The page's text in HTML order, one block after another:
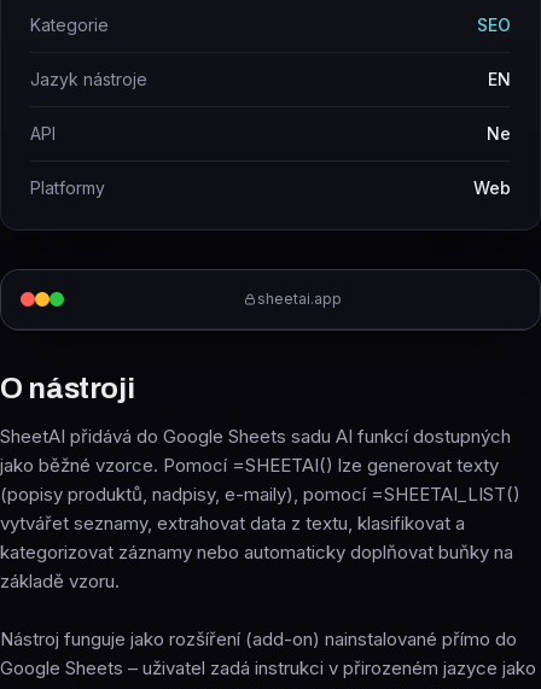
sheetai.app
O nástroji
SheetAI přidává do Google Sheets sadu AI funkcí dostupných
jako běžné vzorce. Pomocí =SHEETAI() lze generovat texty
(popisy produktů, nadpisy, e-maily), pomocí =SHEETAI_LIST()
vytvářet seznamy, extrahovat data z textu, klasifikovat a
kategorizovat záznamy nebo automaticky doplňovat buňky na
základě vzoru.
Nástroj funguje jako rozšíření (add-on) nainstalované přímo do
Google Sheets – uživatel zadá instrukci v přirozeném jazyce jako
Kategorie SEO
Jazyk nástroje EN
API Ne
Platformy Web